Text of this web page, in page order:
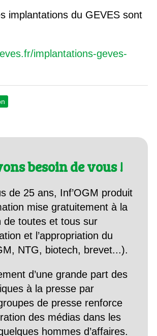
implantations du GEVES sont
implantations-geves-
besoin de vous !
de 25 ans, Inf’OGM produit
mise gratuitement à la
de toutes et tous sur
et l’appropriation du
NTG, biotech, brevet...).
d’une grande part des
à la presse par
de presse renforce
des médias dans les
hommes d’affaires.